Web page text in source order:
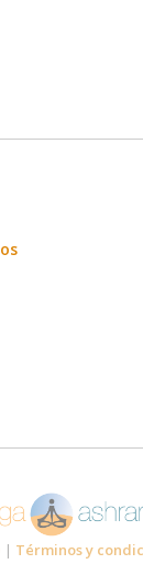
| Términos y